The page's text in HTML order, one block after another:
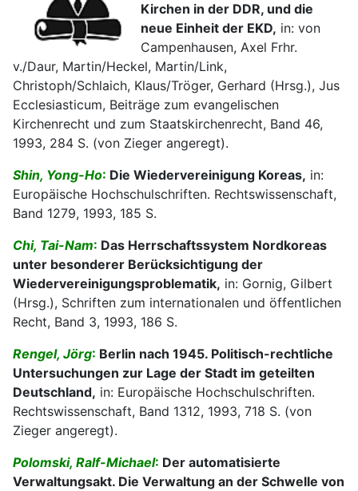
Kirchen in der DDR, und die
neue Einheit der EKD, in: von
Campenhausen, Axel Frhr.
v./Daur, Martin/Heckel, Martin/Link,
Christoph/Schlaich, Klaus/Tröger, Gerhard (Hrsg.), Jus
Ecclesiasticum, Beiträge zum evangelischen
Kirchenrecht und zum Staatskirchenrecht, Band 46,
1993, 284 S. (von Zieger angeregt).
Shin, Yong-Ho: Die Wiedervereinigung Koreas, in:
Europäische Hochschulschriften. Rechtswissenschaft,
Band 1279, 1993, 185 S.
Chi, Tai-Nam: Das Herrschaftssystem Nordkoreas
unter besonderer Berücksichtigung der
Wiedervereinigungsproblematik, in: Gornig, Gilbert
(Hrsg.), Schriften zum internationalen und öffentlichen
Recht, Band 3, 1993, 186 S.
Rengel, Jörg: Berlin nach 1945. Politisch-rechtliche
Untersuchungen zur Lage der Stadt im geteilten
Deutschland, in: Europäische Hochschulschriften.
Rechtswissenschaft, Band 1312, 1993, 718 S. (von
Zieger angeregt).
Polomski, Ralf-Michael: Der automatisierte
Verwaltungsakt. Die Verwaltung an der Schwelle von